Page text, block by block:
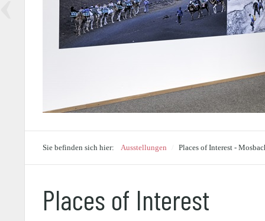
Sie befinden sich hier: Ausstellungen Places of Interest -
Places of Interest